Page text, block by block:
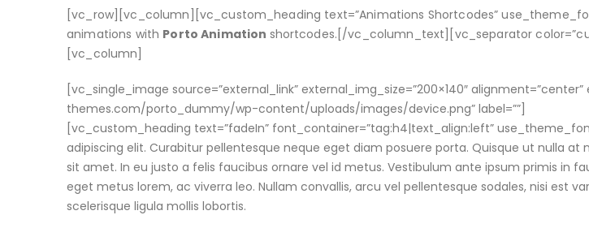
[vc_row][vc_column][vc_custom_heading text=”Animations Shortcodes”
animations with Porto Animation shortcodes.[/vc_column_text][vc_separator
[vc_column]
[vc_single_image source=”external_link” external_img_size=”200×140″
themes.com/porto_dummy/wp-content/uploads/images/device.png” label=””]
[vc_custom_heading text=”fadeIn” font_container=”tag:h4|text_align:left”
adipiscing elit. Curabitur pellentesque neque eget diam posuere porta. Quisque ut nulla at
sit amet. In eu justo a felis faucibus ornare vel id metus. Vestibulum ante ipsum primis in
eget metus lorem, ac viverra leo. Nullam convallis, arcu vel pellentesque sodales, nisi est
scelerisque ligula mollis lobortis.